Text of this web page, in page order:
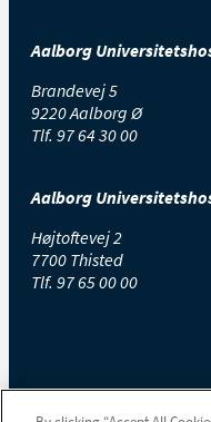
Aalborg
Brandevej 5
9220 Aalborg Ø
Tlf. 97 64 30 00
Aalborg
Højtoftevej 2
7700 Thisted
Tlf. 97 65 00 00